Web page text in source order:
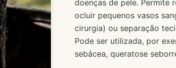
doenças de pele. Permite
ocluir pequenos vasos
cirurgia) ou separação
Pode ser utilizada, por
sebácea, queratose